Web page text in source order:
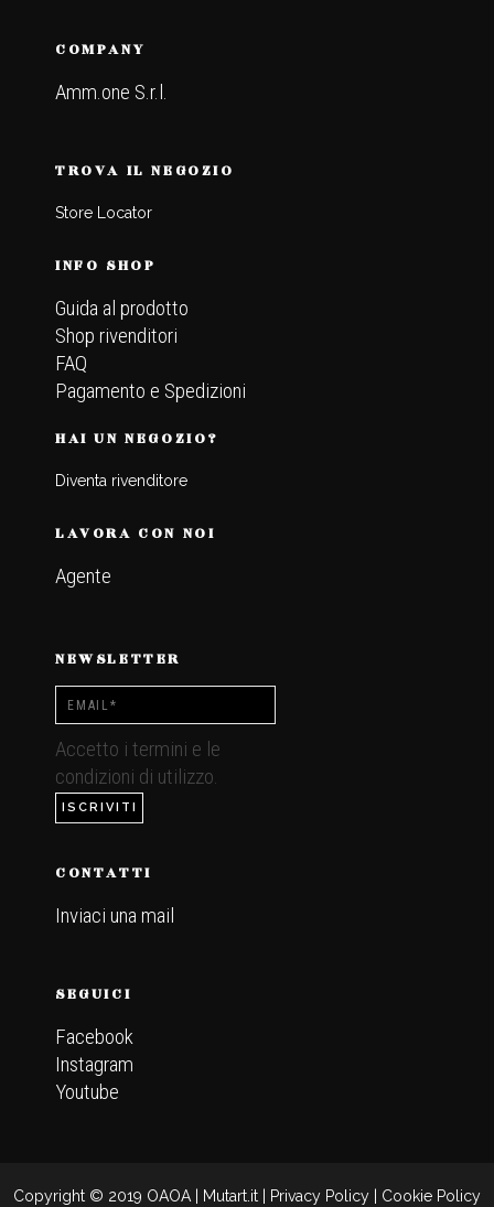
COMPANY
Amm.one S.r.l.
TROVA IL NEGOZIO
Store Locator
INFO SHOP
Guida al prodotto
Shop rivenditori
FAQ
Pagamento e Spedizioni
HAI UN NEGOZIO?
Diventa rivenditore
LAVORA CON NOI
Agente
NEWSLETTER
Accetto i termini e le
condizioni di utilizzo.
CONTATTI
Inviaci una mail
SEGUICI
Facebook
Instagram
Youtube
Copyright © 2019 OAOA | Mutart.it Privacy Policy Cookie Policy